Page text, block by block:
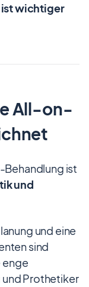
ist wichtiger
All-on-
ist
und
und eine
sind
enge
und Prothetiker